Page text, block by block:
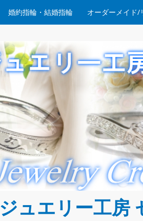
婚約指輪・結婚指輪 オーダーメイド/
ジュエリー工房